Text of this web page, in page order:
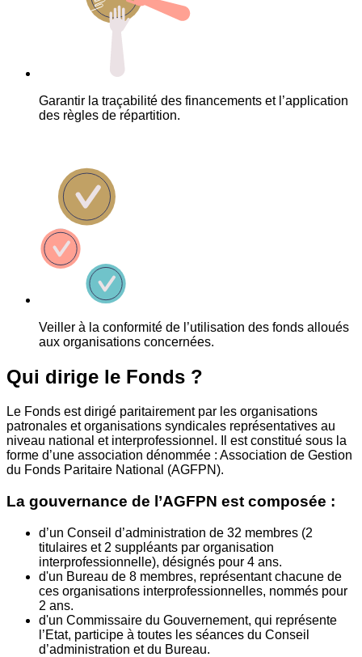
Garantir la traçabilité des financements et l’application
des règles de répartition.
Veiller à la conformité de l’utilisation des fonds alloués
aux organisations concernées.
Qui dirige le Fonds ?
Le Fonds est dirigé paritairement par les organisations
patronales et organisations syndicales représentatives au
niveau national et interprofessionnel. Il est constitué sous la
forme d’une association dénommée : Association de Gestion
du Fonds Paritaire National (AGFPN).
La gouvernance de l’AGFPN est composée :
d’un Conseil d’administration de 32 membres (2
titulaires et 2 suppléants par organisation
interprofessionnelle), désignés pour 4 ans.
d'un Bureau de 8 membres, représentant chacune de
ces organisations interprofessionnelles, nommés pour
2 ans.
d'un Commissaire du Gouvernement, qui représente
l’Etat, participe à toutes les séances du Conseil
d’administration et du Bureau.